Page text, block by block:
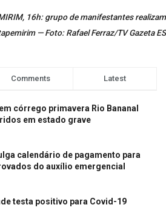
16h: grupo de manifestantes realizam
— Foto: Rafael Ferraz/TV Gazeta ES
Comments Latest
córrego primavera Rio Bananal
em estado grave
calendário de pagamento para
do auxílio emergencial
testa positivo para Covid-19